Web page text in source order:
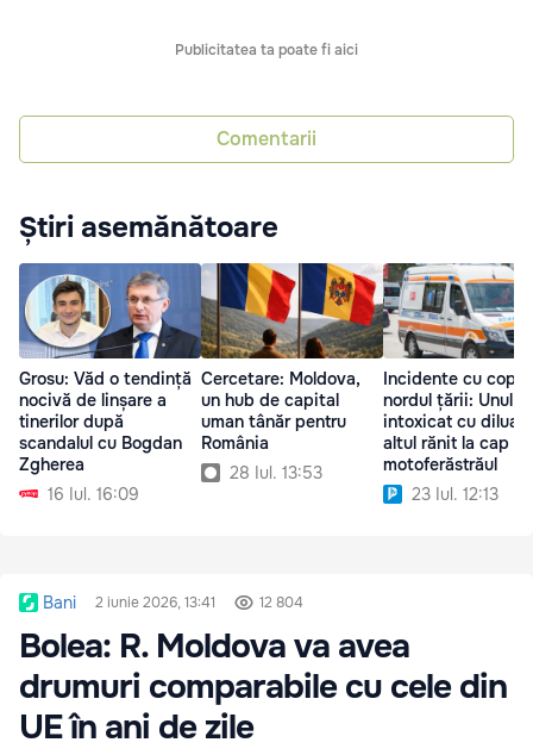
Publicitatea ta poate fi aici
Comentarii
Știri asemănătoare
Grosu: Văd o tendință
nocivă de linșare a
tinerilor după
scandalul cu Bogdan
Zgherea
16 Iul. 16:09
Cercetare: Moldova,
un hub de capital
uman tânăr pentru
România
28 Iul. 13:53
Incidente cu copii
nordul țării: Unul
intoxicat cu
altul rănit la cap cu
motoferăstrăul
23 Iul. 12:13
Bani 2 iunie 2026, 13:41 12 804
Bolea: R. Moldova va avea
drumuri comparabile cu cele din
UE în ani de zile